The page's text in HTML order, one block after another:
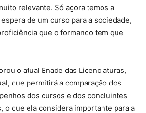
relevante. Só agora temos a
de um curso para a sociedade,
que o formando tem que
o atual Enade das Licenciaturas,
que permitirá a comparação dos
dos cursos e dos concluintes
o que ela considera importante para a